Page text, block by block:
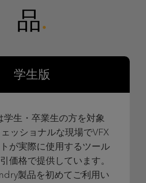
品
学生版
学生・卒業生の方を対象
ッショナルな現場でVFX
が実際に使用するツール
価格で提供しています。
製品を初めてご利用い